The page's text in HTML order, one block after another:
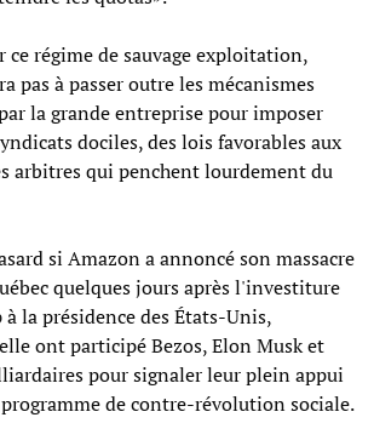
régime de sauvage exploitation,
pas à passer outre les mécanismes
la grande entreprise pour imposer
dociles, des lois favorables aux
arbitres qui penchent lourdement du
si Amazon a annoncé son massacre
quelques jours après l'investiture
la présidence des États-Unis,
ont participé Bezos, Elon Musk et
pour signaler leur plein appui
de contre-révolution sociale.